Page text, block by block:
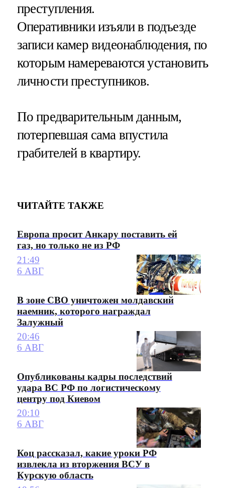
преступления.
Оперативники изъяли в подъезде
записи камер видеонаблюдения, по
которым намереваются установить
личности преступников.
По предварительным данным,
потерпевшая сама впустила
грабителей в квартиру.
ЧИТАЙТЕ ТАКЖЕ
Европа просит Анкару поставить ей
газ, но только не из РФ
21:49
6 АВГ
В зоне СВО уничтожен молдавский
наемник, которого награждал
Залужный
20:46
6 АВГ
Опубликованы кадры последствий
удара ВС РФ по логистическому
центру под Киевом
20:10
6 АВГ
Коц рассказал, какие уроки РФ
извлекла из вторжения ВСУ в
Курскую область